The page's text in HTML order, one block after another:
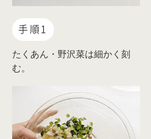
手順1
たくあん・野沢菜は細かく刻
む。